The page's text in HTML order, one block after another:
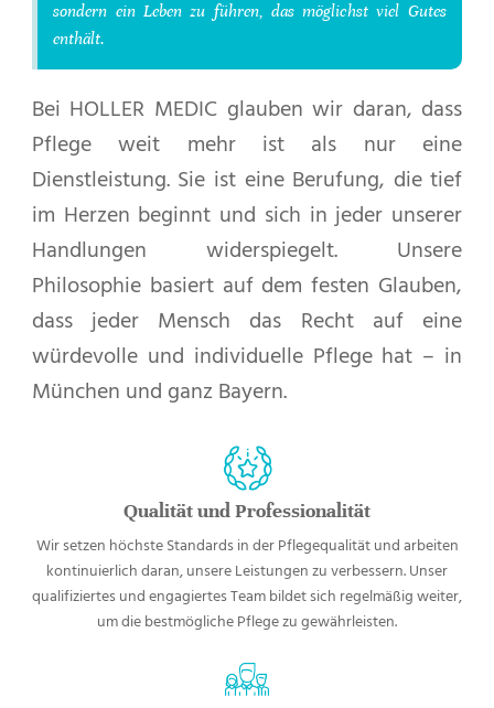
sondern ein Leben zu führen, das möglichst viel Gutes
enthält.
Bei HOLLER MEDIC glauben wir daran, dass
Pflege weit mehr ist als nur eine
Dienstleistung. Sie ist eine Berufung, die tief
im Herzen beginnt und sich in jeder unserer
Handlungen widerspiegelt. Unsere
Philosophie basiert auf dem festen Glauben,
dass jeder Mensch das Recht auf eine
würdevolle und individuelle Pflege hat – in
München und ganz Bayern.
Qualität und Professionalität
Wir setzen höchste Standards in der Pflegequalität und arbeiten
kontinuierlich daran, unsere Leistungen zu verbessern. Unser
qualifiziertes und engagiertes Team bildet sich regelmäßig weiter,
um die bestmögliche Pflege zu gewährleisten.